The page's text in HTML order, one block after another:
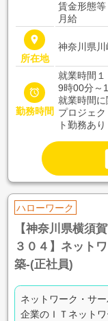
賃金形態等
月給
place
所在地
神奈川県

勤務時間
就業時間１
9時00分～
就業時間
プロジェ
ト勤務あり
ハローワーク
【神奈川県横須
３０４】ネット
築-(正社員)
ネットワーク・サ
企業のＩＴネット